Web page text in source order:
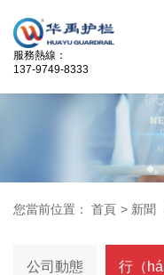
服務熱線：
137-9749-8333
您當前位置： 首頁 > 新聞
公司動態 行（